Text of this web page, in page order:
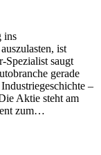
ins
ist
Spezialist saugt
gerade
–
Aktie steht am
zum…